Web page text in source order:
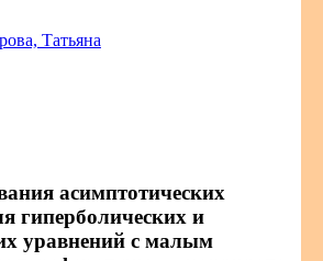
Татьяна
асимптотических
гиперболических и
уравнений с малым